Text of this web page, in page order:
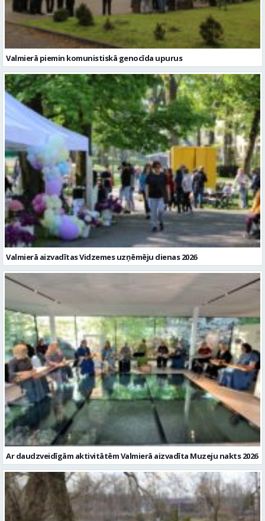
Valmierā piemin komunistiskā genocīda upurus
Valmierā aizvadītas Vidzemes uzņēmēju dienas 2026
Ar daudzveidīgām aktivitātēm Valmierā aizvadīta Muzeju nakts 2026